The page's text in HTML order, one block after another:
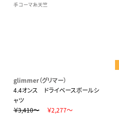
手コーマ糸天竺
glimmer（グリマー）
4.4オンス ドライベースボールシ
ャツ
￥3,410～
￥2,277～